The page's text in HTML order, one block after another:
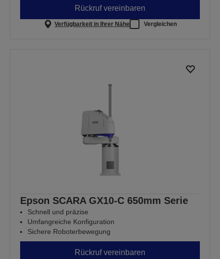
Rückruf vereinbaren
Verfügbarkeit in Ihrer Nähe Vergleichen
Epson SCARA GX10-C 650mm Serie
Schnell und präzise
Umfangreiche Konfiguration
Sichere Roboterbewegung
Rückruf vereinbaren